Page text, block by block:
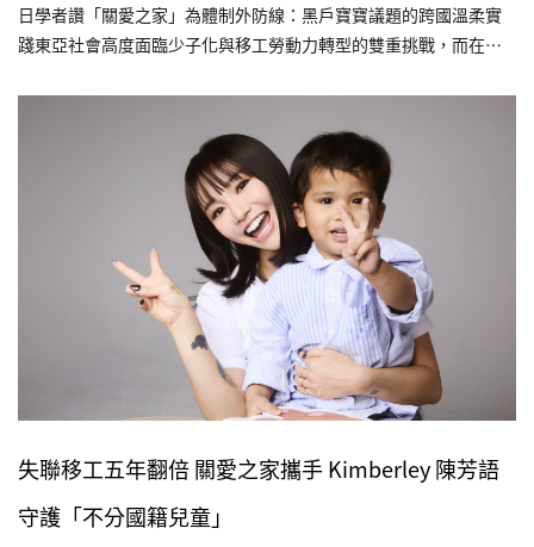
日學者讚「關愛之家」為體制外防線：黑戶寶寶議題的跨國溫柔實
踐東亞社會高度面臨少子化與移工勞動力轉型的雙重挑戰，而在制
寶），正成為跨國界面臨的社會課題。今（115）年初，日本福祉大
學經濟學部教授磯部美里前往台灣關愛基金會（關愛之家）文山婦
幼部實地參訪，在這場台、日跨文化交流中，看見關愛之家在東亞
社福實踐上的獨特性，更意外映照出影視作品與現實生命互文的關
懷。👉 敬邀各界支持「不分國籍兒童全日型照顧計畫」，讓孩子們
擁有值得的未來。 更多新聞請見：三立新聞網、自由電子報、中時
新聞網、CTWANT、yahoo新聞（台灣新生報轉載）、…
失聯移工五年翻倍 關愛之家攜手 Kimberley 陳芳語
守護「不分國籍兒童」